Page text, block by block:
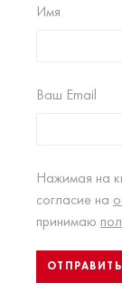
Имя
Ваш Email
Нажимая на
согласие на
принимаю